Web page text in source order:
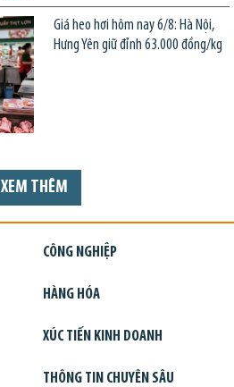
Giá heo hơi hôm nay 6/8: Hà Nội,
Hưng Yên giữ đỉnh 63.000 đồng/kg
XEM THÊM
CÔNG NGHIỆP
HÀNG HÓA
XÚC TIẾN KINH DOANH
THÔNG TIN CHUYÊN SÂU